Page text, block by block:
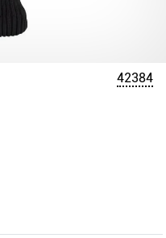
42384